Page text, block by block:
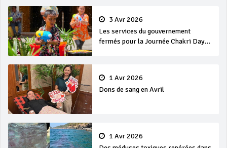
3 Avr 2026
Les services du gouvernement
fermés pour la Journée Chakri Day
1 Avr 2026
Dons de sang en Avril
1 Avr 2026